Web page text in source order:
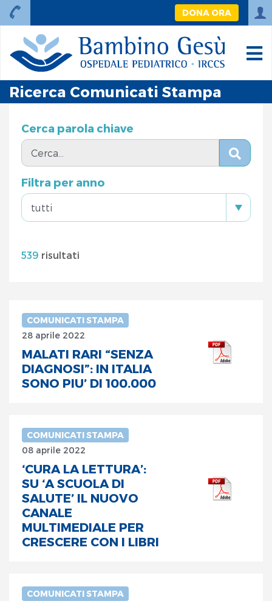
DONA ORA
Ricerca Comunicati Stampa
Cerca parola chiave
Filtra per anno
539 risultati
COMUNICATI STAMPA
28 aprile 2022
MALATI RARI “SENZA
DIAGNOSI”: IN ITALIA
SONO PIU’ DI ‪100.000‬‬‬‬‬
COMUNICATI STAMPA
08 aprile 2022
‘CURA LA LETTURA’:
SU ‘A SCUOLA DI
SALUTE’ IL NUOVO
CANALE
MULTIMEDIALE PER
CRESCERE CON I LIBRI
COMUNICATI STAMPA